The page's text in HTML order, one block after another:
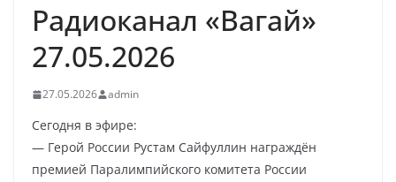
Радиоканал «Вагай»
27.05.2026
27.05.2026 admin
Сегодня в эфире:
— Герой России Рустам Сайфуллин награждён
премией Паралимпийского комитета России